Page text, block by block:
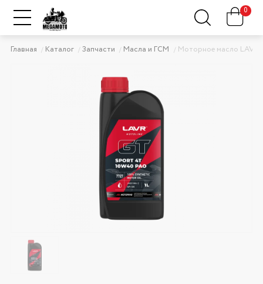
0
Главная Каталог Запчасти Масла и ГСМ Моторное масло LAVR